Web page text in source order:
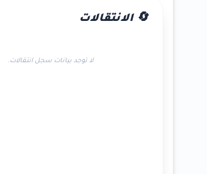
🔄 الانتقالات
لا توجد بيانات سجل انتقالات.